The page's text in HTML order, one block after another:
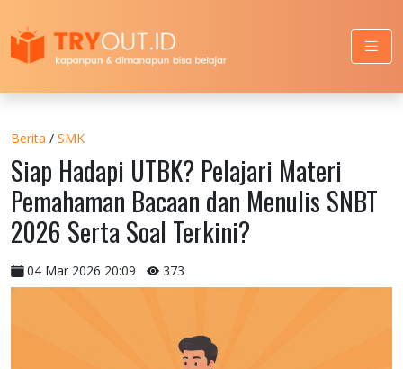
Berita / SMK
Siap Hadapi UTBK? Pelajari Materi
Pemahaman Bacaan dan Menulis SNBT
2026 Serta Soal Terkini?
04 Mar 2026 20:09 373